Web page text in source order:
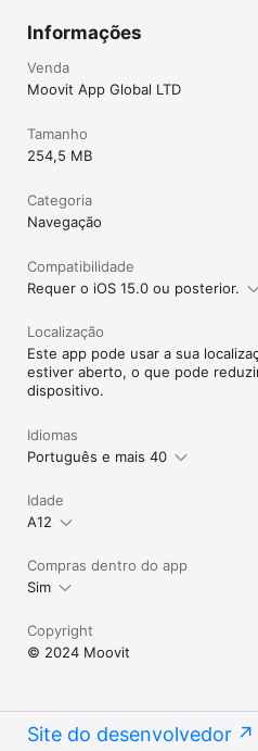
EMTU
VLT Carioca
DFTrans
URBS
ETUFOR
Grande Recife
CBTU
CCR
BikeSampa
CicloSampa
BikeRio
Você precisa de apenas um
em outros 106 países e em 45
ou Roma, ou se precisar saber
uma determinada estação no Rio
Melbourne, Seul - o Moovit te
Dúvida ou sugestão? Escreva para:
moovit@Facebook, Twitter,
of-service-pt-pt
Informações
Venda
Moovit App Global LTD
Tamanho
254,5 MB
Categoria
Navegação
Compatibilidade
Requer o iOS 15.0 ou posterior.
Localização
Este app pode usar a sua
estiver aberto, o que pode
dispositivo.
Idiomas
Português e mais 40
Idade
A12
Compras dentro do app
Sim
Copyright
© 2024 Moovit
Site do desenvolvedor